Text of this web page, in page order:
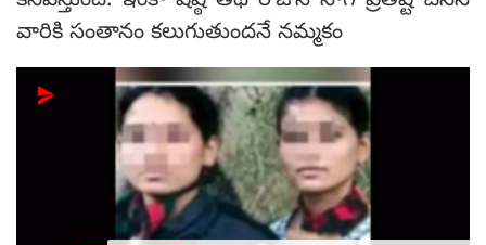
వారికి సంతానం కలుగుతుందనే నమ్మకం